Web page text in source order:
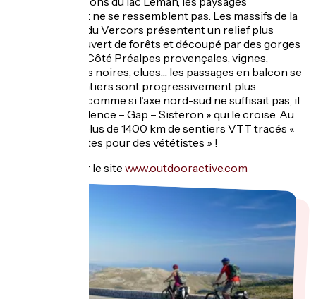
s’enchaînent et ne se ressemblent pas. Les massifs de la
Chartreuse et du Vercors présentent un relief plus
tourmenté, couvert de forêts et découpé par des gorges
vertigineuses. Côté Préalpes provençales, vignes,
lavandes, terres noires, clues… les passages en balcon se
suivent, les sentiers sont progressivement plus
techniques. Et comme si l’axe nord-sud ne suffisait pas, il
y a aussi le « Valence – Gap – Sisteron » qui le croise. Au
total, ce sont, plus de 1400 km de sentiers VTT tracés «
par des vététistes pour des vététistes » !
Plus d'infos sur le site www.outdooractive.com